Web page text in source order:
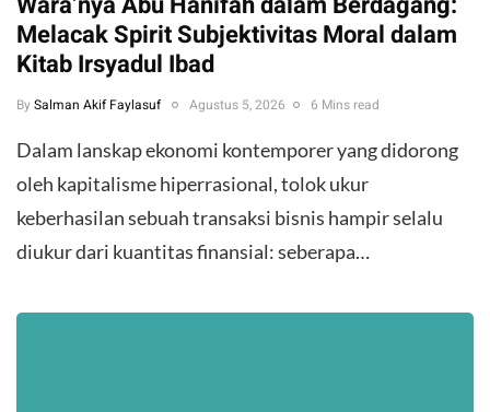
Melacak Spirit Subjektivitas Moral dalam
Kitab Irsyadul Ibad
By Salman Akif Faylasuf Agustus 5, 2026 6 Mins read
Dalam lanskap ekonomi kontemporer yang didorong
oleh kapitalisme hiperrasional, tolok ukur
keberhasilan sebuah transaksi bisnis hampir selalu
diukur dari kuantitas finansial: seberapa…